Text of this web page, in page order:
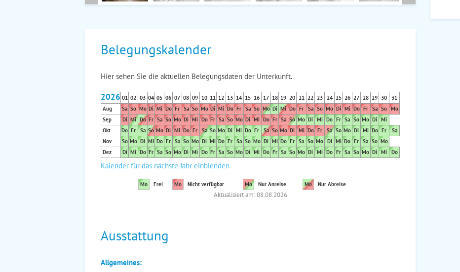
Belegungskalender
Hier sehen Sie die aktuellen Belegungsdaten der Unterkunft.
2026 01 02 03 04 05 06 07 08 09 10 11 12 13 14 15 16 17 18 19 20 21 22 23 24 25 26 27 28 29 30
31
Aug
Sa So Mo Di Mi Do Fr Sa So Mo Di Mi Do Fr Sa So Mo Di Mi Do Fr Sa So Mo Di Mi Do Fr Sa So Mo
Sep
Di Mi Do Fr Sa So Mo Di Mi Do Fr Sa So Mo Di Mi Do Fr Sa So Mo Di Mi Do Fr Sa So Mo Di Mi
Okt
Do Fr Sa So Mo Di Mi Do Fr Sa So Mo Di Mi Do Fr Sa So Mo Di Mi Do Fr Sa So Mo Di Mi Do Fr
Sa
Nov
So Mo Di Mi Do Fr Sa So Mo Di Mi Do Fr Sa So Mo Di Mi Do Fr Sa So Mo Di Mi Do Fr Sa So Mo
Dez
Di Mi Do Fr Sa So Mo Di Mi Do Fr Sa So Mo Di Mi Do Fr Sa So Mo Di Mi Do Fr Sa So Mo Di Mi Do
Kalender für das nächste Jahr einblenden
Mo Frei Mo Nicht verfügbar Mo Nur Anreise Mo Nur Abreise
Aktualisiert am: 08.08.2026
Ausstattung
Allgemeines: